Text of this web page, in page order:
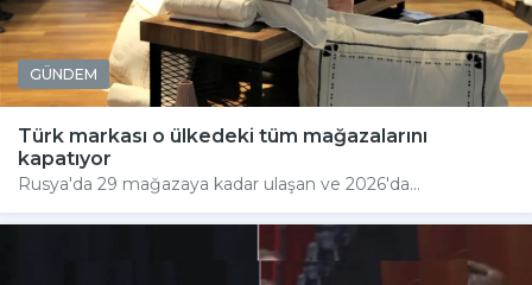
GÜNDEM
Türk markası o ülkedeki tüm mağazalarını
kapatıyor
Rusya'da 29 mağazaya kadar ulaşan ve 2026'da...